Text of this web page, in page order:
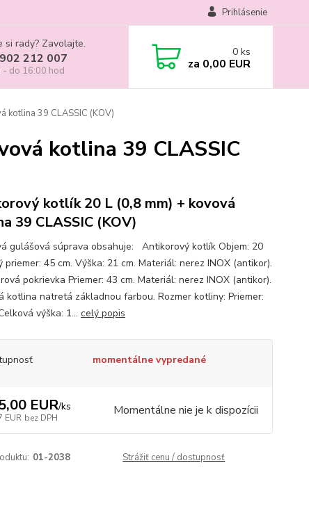
Prihlásenie
si rady? Zavolajte.
212 007
- do 16:00 hod
0 ks
za 0,00 EUR
kotlina 39 CLASSIC (KOV)
kotlina 39 CLASSIC
kotlík 20 L (0,8 mm) + kovová
39 CLASSIC (KOV)
gulášová súprava obsahuje: Antikorový kotlík Objem: 20
priemer: 45 cm. Výška: 21 cm. Materiál: nerez INOX (antikor).
pokrievka Priemer: 43 cm. Materiál: nerez INOX (antikor).
kotlina natretá základnou farbou. Rozmer kotliny: Priemer:
výška: 1... celý popis
momentálne vypredané
EUR/ks
EUR bez DPH Momentálne nie je k dispozícii
01-2038 Strážiť cenu / dostupnosť